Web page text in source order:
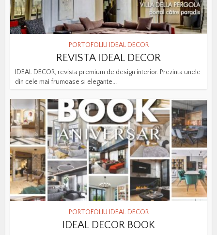
PORTOFOLIU IDEAL DECOR
REVISTA IDEAL DECOR
IDEAL DECOR, revista premium de design interior. Prezinta unele
din cele mai frumoase si elegante...
PORTOFOLIU IDEAL DECOR
IDEAL DECOR BOOK